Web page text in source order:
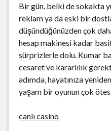
Bir gün, belki de sokakta
reklam ya da eski bir
düşündüğünüzden çok
hesap makinesi kadar
sürprizlerle dolu. Kumar
cesaret ve kararlılık
adımda, hayatınıza
yaşam bir oyunun çok
canlı casino